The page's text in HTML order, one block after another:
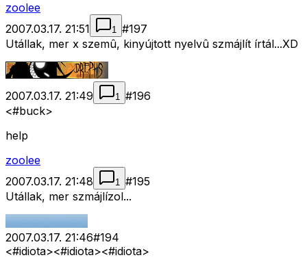
zoolee
2007.03.17. 21:51
1 #197
Utállak, mer x szemû, kinyújtott nyelvû szmájlít írtál...XD
2007.03.17. 21:49 1 #196
<#buck>
help
zoolee
2007.03.17. 21:48
1 #195
Utállak, mer szmájlízol...
2007.03.17. 21:46#194
<#idiota><#idiota><#idiota>